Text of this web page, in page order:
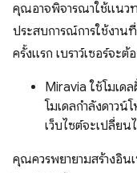
คุณอาจพิจารณาใช้แนว
ประสบการณ์การใช้งาน
ครั้งแรก เบราว์เซอร์จะต้
Miravia ใช้โมเด
โมเดลกำลังดาวน์
เว็บไซต์จะเปลี่ย
คุณควรพยายามสร้างอิน